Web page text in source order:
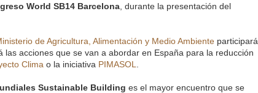
World SB14 Barcelona , durante la presentación del
de Agricultura, Alimentación y Medio Ambiente participará
las acciones que se van a abordar en España para la reducción
Clima o la iniciativa PIMASOL
Sustainable Building es el mayor encuentro que se